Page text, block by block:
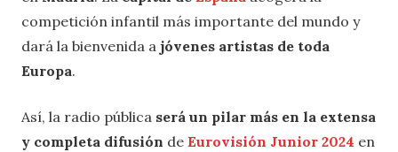
competición infantil más importante del mundo y
dará la bienvenida a jóvenes artistas de toda
Europa.
Así, la radio pública será un pilar más en la extensa
y completa difusión de Eurovisión Junior 2024 en